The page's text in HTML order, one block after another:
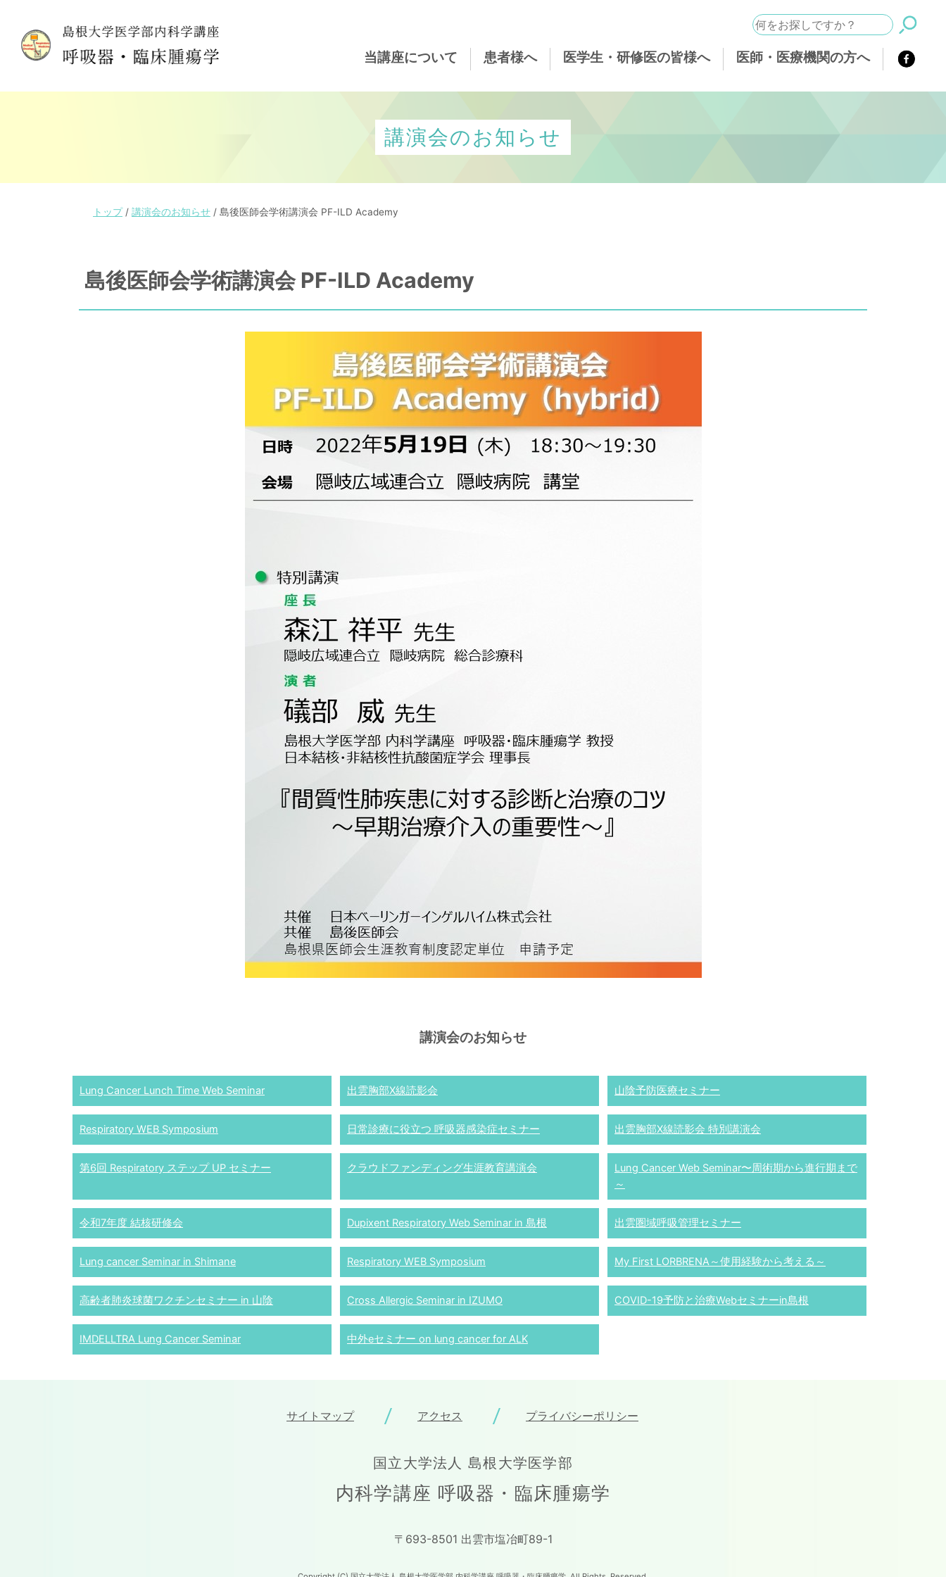
当講座について 患者様へ 医学生・研修医の皆様へ 医師・医療機関の方へ
講演会のお知らせ
現
置：
トップ/ 講演会のお知らせ / 島後医師会学術講演会 PF-ILD Academy
島後医師会学術講演会 PF-ILD Academy
講演会のお知らせ
Lung Cancer Lunch Time Web Seminar 出雲胸部X線読影会 山陰予防医療セミナー
Respiratory WEB Symposium 日常診療に役立つ 呼吸器感染症セミナー 出雲胸部X線読影会 特別講演会
第6回 Respiratory ステップ UP セミナー クラウドファンディング生涯教育講演会
Lung Cancer Web Seminar〜周術期から進行期まで
～
令和7年度 結核研修会 Dupixent Respiratory Web Seminar in 島根 出雲圏域呼吸管理セミナー
Lung cancer Seminar in Shimane Respiratory WEB Symposium My First LORBRENA～使用経験から考える～
高齢者肺炎球菌ワクチンセミナー in 山陰 Cross Allergic Seminar in IZUMO COVID-19予防と治療Webセミナーin島根
IMDELLTRA Lung Cancer Seminar 中外eセミナー on lung cancer for ALK
サイトマップ アクセス プライバシーポリシー
国立大学法人 島根大学医学部
内科学講座 呼吸器・臨床腫瘍学
〒693-8501 出雲市塩冶町89-1